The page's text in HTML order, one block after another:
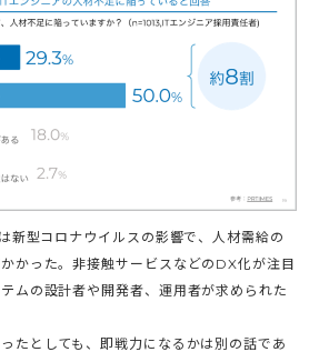
新型コロナウイルスの影響で、人材需給の
かった。非接触サービスなどのDX化が注目
ムの設計者や開発者、運用者が求められた
たとしても、即戦力になるかは別の話であ